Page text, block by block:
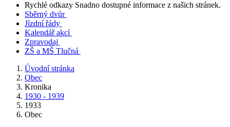
Rychlé odkazy Snadno dostupné informace z našich stránek.
Sběrný dvůr
Jízdní řády
Kalendář akcí
Zpravodaj
ZŠ a MŠ Tlučná
Úvodní stránka
Obec
Kronika
1930 - 1939
1933
Obec